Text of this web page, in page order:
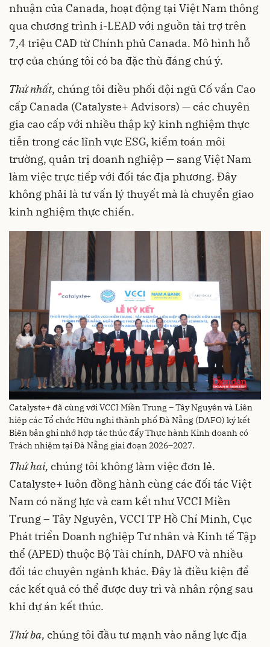
nhuận của Canada, hoạt động tại Việt Nam thông
qua chương trình i-LEAD với nguồn tài trợ trên
7,4 triệu CAD từ Chính phủ Canada. Mô hình hỗ
trợ của chúng tôi có ba đặc thù đáng chú ý.
Thứ nhất, chúng tôi điều phối đội ngũ Cố vấn Cao
cấp Canada (Catalyste+ Advisors) — các chuyên
gia cao cấp với nhiều thập kỷ kinh nghiệm thực
tiễn trong các lĩnh vực ESG, kiểm toán môi
trường, quản trị doanh nghiệp — sang Việt Nam
làm việc trực tiếp với đối tác địa phương. Đây
không phải là tư vấn lý thuyết mà là chuyển giao
kinh nghiệm thực chiến.
Catalyste+ đã cùng với VCCI Miền Trung – Tây Nguyên và Liên
hiệp các Tổ chức Hữu nghị thành phố Đà Nẵng (DAFO) ký kết
Biên bản ghi nhớ hợp tác thúc đẩy Thực hành Kinh doanh có
Trách nhiệm tại Đà Nẵng giai đoạn 2026–2027.
Thứ hai, chúng tôi không làm việc đơn lẻ.
Catalyste+ luôn đồng hành cùng các đối tác Việt
Nam có năng lực và cam kết như VCCI Miền
Trung – Tây Nguyên, VCCI TP Hồ Chí Minh, Cục
Phát triển Doanh nghiệp Tư nhân và Kinh tế Tập
thể (APED) thuộc Bộ Tài chính, DAFO và nhiều
đối tác chuyên ngành khác. Đây là điều kiện để
các kết quả có thể được duy trì và nhân rộng sau
khi dự án kết thúc.
Thứ ba, chúng tôi đầu tư mạnh vào năng lực địa